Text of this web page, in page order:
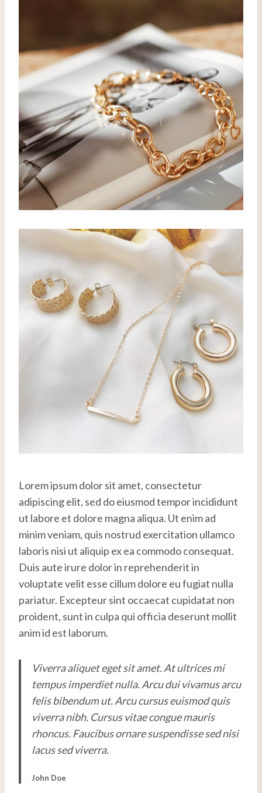
Lorem ipsum dolor sit amet, consectetur
adipiscing elit, sed do eiusmod tempor incididunt
ut labore et dolore magna aliqua. Ut enim ad
minim veniam, quis nostrud exercitation ullamco
laboris nisi ut aliquip ex ea commodo consequat.
Duis aute irure dolor in reprehenderit in
voluptate velit esse cillum dolore eu fugiat nulla
pariatur. Excepteur sint occaecat cupidatat non
proident, sunt in culpa qui officia deserunt mollit
anim id est laborum.
Viverra aliquet eget sit amet. At ultrices mi
tempus imperdiet nulla. Arcu dui vivamus arcu
felis bibendum ut. Arcu cursus euismod quis
viverra nibh. Cursus vitae congue mauris
rhoncus. Faucibus ornare suspendisse sed nisi
lacus sed viverra.
John Doe